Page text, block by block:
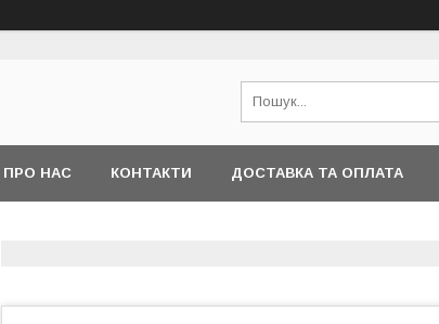
ПРО НАС КОНТАКТИ ДОСТАВКА ТА ОПЛАТА